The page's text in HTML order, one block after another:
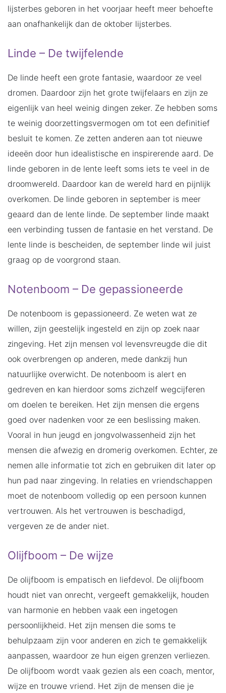
lijsterbes geboren in het voorjaar heeft meer behoefte
aan onafhankelijk dan de oktober lijsterbes.
Linde – De twijfelende
De linde heeft een grote fantasie, waardoor ze veel
dromen. Daardoor zijn het grote twijfelaars en zijn ze
eigenlijk van heel weinig dingen zeker. Ze hebben soms
te weinig doorzettingsvermogen om tot een definitief
besluit te komen. Ze zetten anderen aan tot nieuwe
ideeën door hun idealistische en inspirerende aard. De
linde geboren in de lente leeft soms iets te veel in de
droomwereld. Daardoor kan de wereld hard en pijnlijk
overkomen. De linde geboren in september is meer
geaard dan de lente linde. De september linde maakt
een verbinding tussen de fantasie en het verstand. De
lente linde is bescheiden, de september linde wil juist
graag op de voorgrond staan.
Notenboom – De gepassioneerde
De notenboom is gepassioneerd. Ze weten wat ze
willen, zijn geestelijk ingesteld en zijn op zoek naar
zingeving. Het zijn mensen vol levensvreugde die dit
ook overbrengen op anderen, mede dankzij hun
natuurlijke overwicht. De notenboom is alert en
gedreven en kan hierdoor soms zichzelf wegcijferen
om doelen te bereiken. Het zijn mensen die ergens
goed over nadenken voor ze een beslissing maken.
Vooral in hun jeugd en jongvolwassenheid zijn het
mensen die afwezig en dromerig overkomen. Echter, ze
nemen alle informatie tot zich en gebruiken dit later op
hun pad naar zingeving. In relaties en vriendschappen
moet de notenboom volledig op een persoon kunnen
vertrouwen. Als het vertrouwen is beschadigd,
vergeven ze de ander niet.
Olijfboom – De wijze
De olijfboom is empatisch en liefdevol. De olijfboom
houdt niet van onrecht, vergeeft gemakkelijk, houden
van harmonie en hebben vaak een ingetogen
persoonlijkheid. Het zijn mensen die soms te
behulpzaam zijn voor anderen en zich te gemakkelijk
aanpassen, waardoor ze hun eigen grenzen verliezen.
De olijfboom wordt vaak gezien als een coach, mentor,
wijze en trouwe vriend. Het zijn de mensen die je